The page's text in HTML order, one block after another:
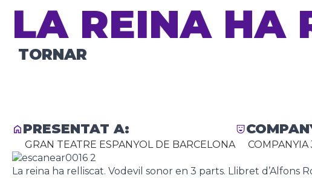
LA REINA HA
TORNAR
PRESENTAT A:
GRAN TEATRE ESPANYOL DE BARCELONA COMPANYIA
La reina ha relliscat. Vodevil sonor en 3 parts. Llibret d’Alfons